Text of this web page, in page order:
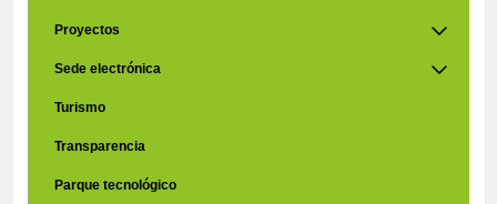
Proyectos
Sede electrónica
Turismo
Transparencia
Parque tecnológico